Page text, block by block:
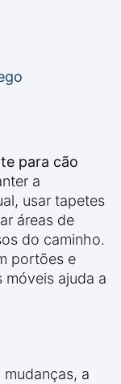
para cão
a
usar tapetes
áreas de
do caminho.
portões e
ajuda a
a